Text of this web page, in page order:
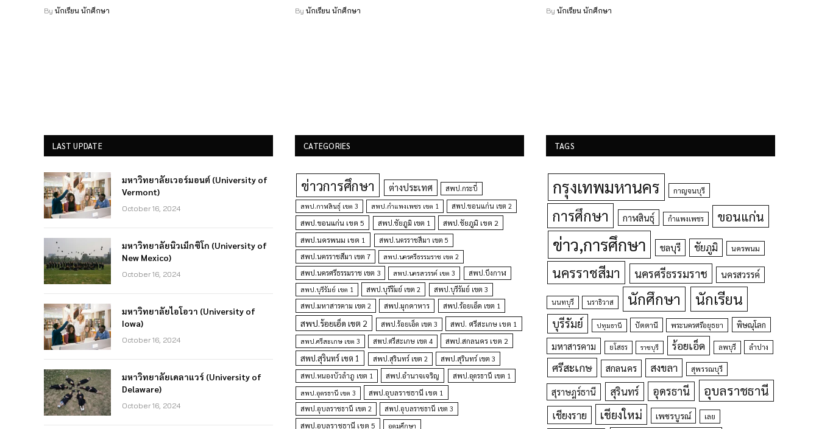
By นักเรียน นักศึกษา By นักเรียน นักศึกษา By นักเรียน นักศึกษา
LAST UPDATE
มหาวิทยาลัยเวอร์มอนต์ (University of
Vermont)
October 16, 2024
มหาวิทยาลัยนิวเม็กซิโก (University of
New Mexico)
October 16, 2024
มหาวิทยาลัยไอโอวา (University of
Iowa)
October 16, 2024
มหาวิทยาลัยเดลาแวร์ (University of
Delaware)
October 16, 2024
CATEGORIES
ข่าวการศึกษา ต่างประเทศ สพป.กระบี่
สพป.กาฬสินธุ์ เขต 3 สพป.กำแพงเพชร เขต 1 สพป.ขอนแก่น เขต 2
สพป.ขอนแก่น เขต 5 สพป.ชัยภูมิ เขต 1
สพป.ชัยภูมิ เขต 2
สพป.นครพนม เขต 1
สพป.นครราชสีมา เขต 5
สพป.นครราชสีมา เขต 7
สพป.นครศรีธรรมราช เขต 2
สพป.นครศรีธรรมราช เขต 3 สพป.นครสวรรค์ เขต 3
สพป.บึงกาฬ
สพป.บุรีรัมย์ เขต 1
สพป.บุรีรัมย์ เขต 2
สพป.บุรีรัมย์ เขต 3
สพป.มหาสารคาม เขต 2
สพป.มุกดาหาร สพป.ร้อยเอ็ด เขต 1
สพป.ร้อยเอ็ด เขต 2 สพป.ร้อยเอ็ด เขต 3 สพป. ศรีสะเกษ เขต 1
สพป.ศรีสะเกษ เขต 3 สพป.ศรีสะเกษ เขต 4 สพป.สกลนคร เขต 2
สพป.สุรินทร์ เขต 1 สพป.สุรินทร์ เขต 2
สพป.สุรินทร์ เขต 3
สพป.หนองบัวลำภู เขต 1
สพป.อำนาจเจริญ
สพป.อุดรธานี เขต 1
สพป.อุดรธานี เขต 3
สพป.อุบลราชธานี เขต 1
สพป.อุบลราชธานี เขต 2 สพป.อุบลราชธานี เขต 3
สพป.อุบลราชธานี เขต 5 อุดมศึกษา
TAGS
กรุงเทพมหานคร กาญจนบุรี
การศึกษา กาฬสินธุ์ กำแพงเพชร ขอนแก่น
ข่าว,การศึกษา ชลบุรี ชัยภูมิ นครพนม
นครราชสีมา นครศรีธรรมราช นครสวรรค์
นนทบุรี นราธิวาส นักศึกษา นักเรียน
บุรีรัมย์ ปทุมธานี ปัตตานี พระนครศรีอยุธยา พิษณุโลก
มหาสารคาม ยโสธร ราชบุรี ร้อยเอ็ด ลพบุรี ลำปาง
ศรีสะเกษ สกลนคร สงขลา สุพรรณบุรี
สุราษฎร์ธานี สุรินทร์ อุดรธานี อุบลราชธานี
เชียงราย เชียงใหม่ เพชรบูรณ์ เลย